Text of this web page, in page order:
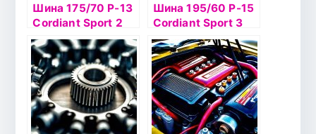
Шина 175/70 Р-13
Cordiant Sport 2
82Т б/к
Шина 195/60 Р-15
Cordiant Sport 3
PS-2 88V б/к